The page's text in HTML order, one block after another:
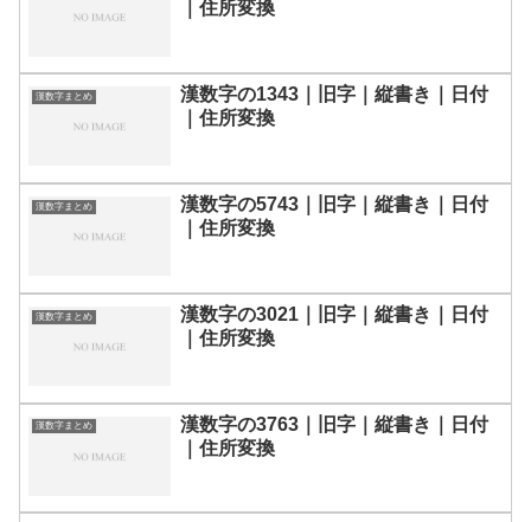
｜住所変換
漢数字まとめ
漢数字の1343｜旧字｜縦書き｜日付
｜住所変換
漢数字まとめ
漢数字の5743｜旧字｜縦書き｜日付
｜住所変換
漢数字まとめ
漢数字の3021｜旧字｜縦書き｜日付
｜住所変換
漢数字まとめ
漢数字の3763｜旧字｜縦書き｜日付
｜住所変換